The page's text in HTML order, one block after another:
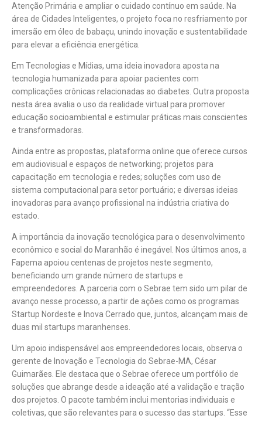
Atenção Primária e ampliar o cuidado contínuo em saúde. Na
área de Cidades Inteligentes, o projeto foca no resfriamento por
imersão em óleo de babaçu, unindo inovação e sustentabilidade
para elevar a eficiência energética.
Em Tecnologias e Mídias, uma ideia inovadora aposta na
tecnologia humanizada para apoiar pacientes com
complicações crônicas relacionadas ao diabetes. Outra proposta
nesta área avalia o uso da realidade virtual para promover
educação socioambiental e estimular práticas mais conscientes
e transformadoras.
Ainda entre as propostas, plataforma online que oferece cursos
em audiovisual e espaços de networking; projetos para
capacitação em tecnologia e redes; soluções com uso de
sistema computacional para setor portuário; e diversas ideias
inovadoras para avanço profissional na indústria criativa do
estado.
A importância da inovação tecnológica para o desenvolvimento
econômico e social do Maranhão é inegável. Nos últimos anos, a
Fapema apoiou centenas de projetos neste segmento,
beneficiando um grande número de startups e
empreendedores. A parceria com o Sebrae tem sido um pilar de
avanço nesse processo, a partir de ações como os programas
Startup Nordeste e Inova Cerrado que, juntos, alcançam mais de
duas mil startups maranhenses.
Um apoio indispensável aos empreendedores locais, observa o
gerente de Inovação e Tecnologia do Sebrae-MA, César
Guimarães. Ele destaca que o Sebrae oferece um portfólio de
soluções que abrange desde a ideação até a validação e tração
dos projetos. O pacote também inclui mentorias individuais e
coletivas, que são relevantes para o sucesso das startups. “Esse